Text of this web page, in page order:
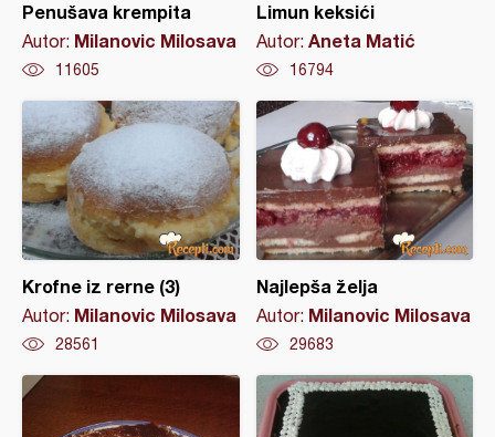
Penušava krempita
Autor: Milanovic Milosava
11605
Limun keksići
Autor: Aneta Matić
16794
Krofne iz rerne (3)
Autor: Milanovic Milosava
28561
Najlepša želja
Autor: Milanovic Milosava
29683